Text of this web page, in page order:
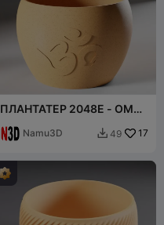
ПЛАНТАТЕР 2048E - OM
Namu3D  49 17